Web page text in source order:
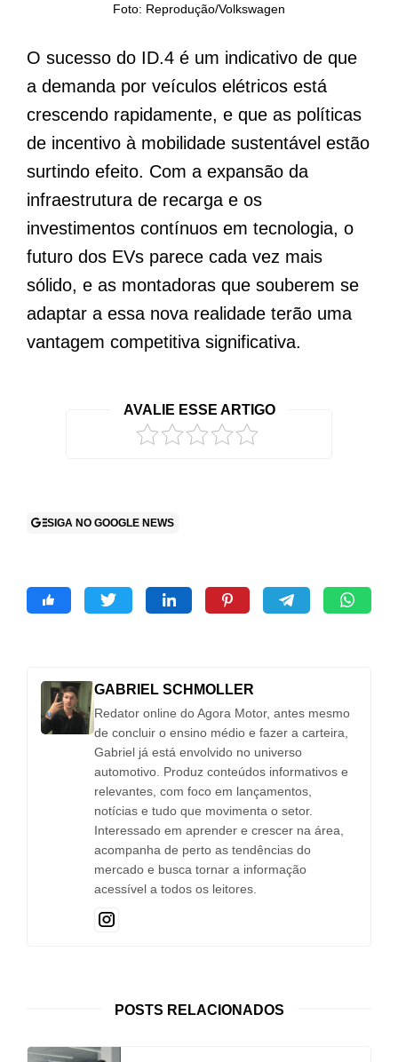
Foto: Reprodução/Volkswagen
O sucesso do ID.4 é um indicativo de que
a demanda por veículos elétricos está
crescendo rapidamente, e que as políticas
de incentivo à mobilidade sustentável estão
surtindo efeito. Com a expansão da
infraestrutura de recarga e os
investimentos contínuos em tecnologia, o
futuro dos EVs parece cada vez mais
sólido, e as montadoras que souberem se
adaptar a essa nova realidade terão uma
vantagem competitiva significativa.
AVALIE ESSE ARTIGO
SIGA NO GOOGLE NEWS
GABRIEL SCHMOLLER
Redator online do Agora Motor, antes mesmo
de concluir o ensino médio e fazer a carteira,
Gabriel já está envolvido no universo
automotivo. Produz conteúdos informativos e
relevantes, com foco em lançamentos,
notícias e tudo que movimenta o setor.
Interessado em aprender e crescer na área,
acompanha de perto as tendências do
mercado e busca tornar a informação
acessível a todos os leitores.
POSTS RELACIONADOS